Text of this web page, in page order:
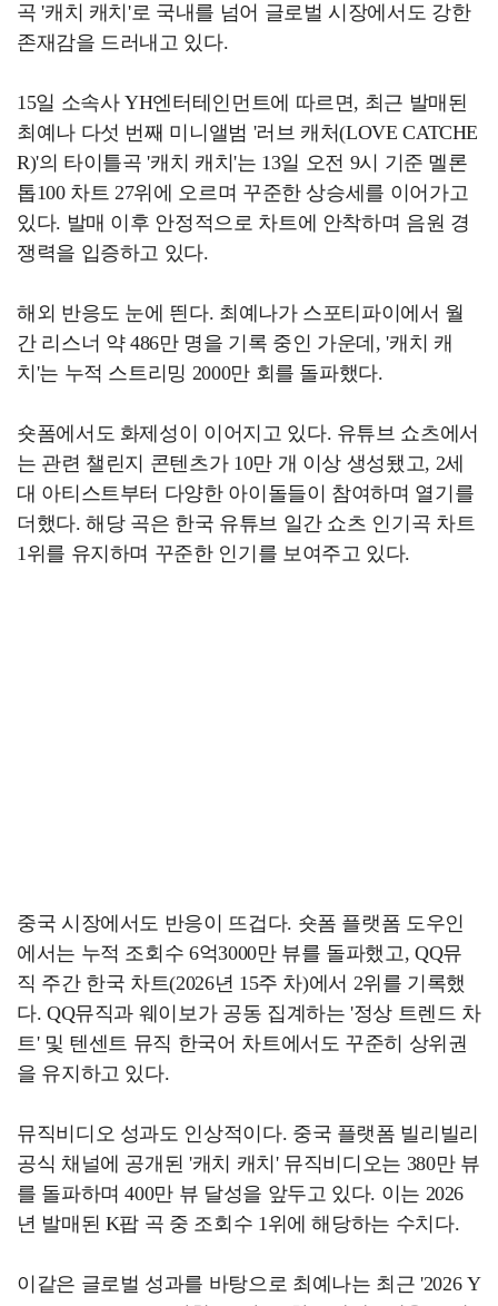
곡 '캐치 캐치'로 국내를 넘어 글로벌 시장에서도 강한
존재감을 드러내고 있다.
15일 소속사 YH엔터테인먼트에 따르면, 최근 발매된
최예나 다섯 번째 미니앨범 '러브 캐처(LOVE CATCHE
R)'의 타이틀곡 '캐치 캐치'는 13일 오전 9시 기준 멜론
톱100 차트 27위에 오르며 꾸준한 상승세를 이어가고
있다. 발매 이후 안정적으로 차트에 안착하며 음원 경
쟁력을 입증하고 있다.
해외 반응도 눈에 띈다. 최예나가 스포티파이에서 월
간 리스너 약 486만 명을 기록 중인 가운데, '캐치 캐
치'는 누적 스트리밍 2000만 회를 돌파했다.
숏폼에서도 화제성이 이어지고 있다. 유튜브 쇼츠에서
는 관련 챌린지 콘텐츠가 10만 개 이상 생성됐고, 2세
대 아티스트부터 다양한 아이돌들이 참여하며 열기를
더했다. 해당 곡은 한국 유튜브 일간 쇼츠 인기곡 차트
1위를 유지하며 꾸준한 인기를 보여주고 있다.
중국 시장에서도 반응이 뜨겁다. 숏폼 플랫폼 도우인
에서는 누적 조회수 6억3000만 뷰를 돌파했고, QQ뮤
직 주간 한국 차트(2026년 15주 차)에서 2위를 기록했
다. QQ뮤직과 웨이보가 공동 집계하는 '정상 트렌드 차
트' 및 텐센트 뮤직 한국어 차트에서도 꾸준히 상위권
을 유지하고 있다.
뮤직비디오 성과도 인상적이다. 중국 플랫폼 빌리빌리
공식 채널에 공개된 '캐치 캐치' 뮤직비디오는 380만 뷰
를 돌파하며 400만 뷰 달성을 앞두고 있다. 이는 2026
년 발매된 K팝 곡 중 조회수 1위에 해당하는 수치다.
이같은 글로벌 성과를 바탕으로 최예나는 최근 '2026 Y